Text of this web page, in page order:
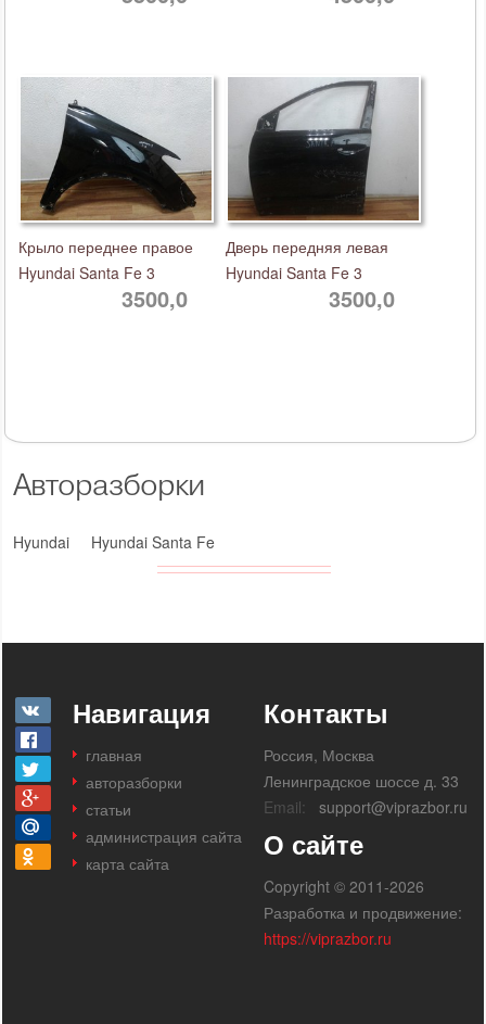
Авторазборки
Hyundai Hyundai Santa Fe
Крыло переднее правое
Hyundai Santa Fe 3
3500,0
Дверь передняя левая
Hyundai Santa Fe 3
3500,0
Навигация
главная
авторазборки
статьи
администрация сайта
карта сайта
Контакты
Россия, Москва
Ленинградское шоссе д. 33
Email:
support@viprazbor.ru
О сайте
Copyright © 2011-2026
Разработка и продвижение:
https://viprazbor.ru